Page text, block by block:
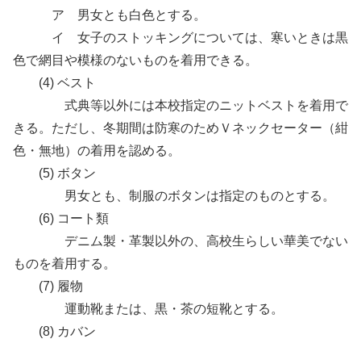
ア 男女とも白色とする。
イ 女子のストッキングについては、寒いときは黒
色で網目や模様のないものを着用できる。
(4) ベスト
式典等以外には本校指定のニットベストを着用で
きる。ただし、冬期間は防寒のためＶネックセーター（紺
色・無地）の着用を認める。
(5) ボタン
男女とも、制服のボタンは指定のものとする。
(6) コート類
デニム製・革製以外の、高校生らしい華美でない
ものを着用する。
(7) 履物
運動靴または、黒・茶の短靴とする。
(8) カバン